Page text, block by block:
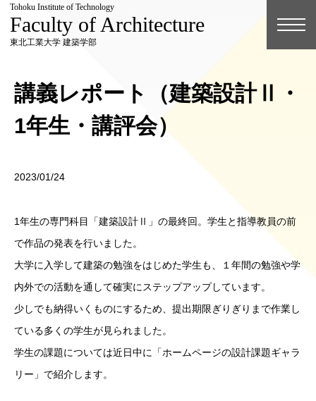
Tohoku Institute of Technology
Faculty of Architecture
東北工業大学 建築学部
講義レポート（建築設計Ⅱ・
1年生・講評会）
2023/01/24
1年生の専門科目「建築設計Ⅱ」の最終回。学生と指導教員の前
で作品の発表を行いました。
大学に入学して建築の勉強をはじめた学生も、１年間の勉強や学
内外での活動を通して確実にステップアップしています。
少しでも納得いくものにするため、提出期限ぎりぎりまで作業し
ている多くの学生が見られました。
学生の課題については近日中に「ホームページの設計課題ギャラ
リー」で紹介します。